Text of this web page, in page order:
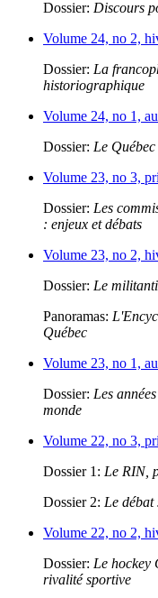
Dossier: Discours
Volume 24, no 2,
Dossier: La
historiographique
Volume 24, no 1,
Dossier: Le
Volume 23, no 3,
Dossier: Les
: enjeux et débats
Volume 23, no 2,
Dossier: Le
Panoramas:
Québec
Volume 23, no 1,
Dossier: Les
monde
Volume 22, no 3,
Dossier 1: Le RIN,
Dossier 2: Le débat
Volume 22, no 2,
Dossier: Le hockey
rivalité sportive